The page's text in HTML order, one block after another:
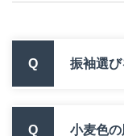
Q 振袖選び
Q 小麦色